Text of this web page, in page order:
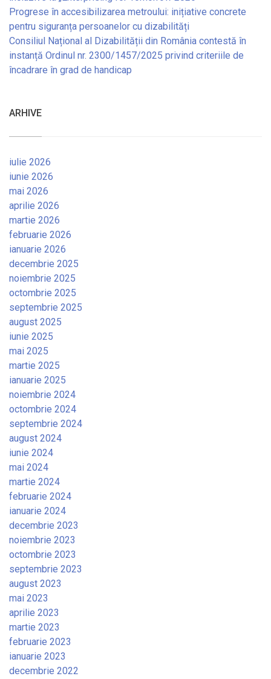
Progrese în accesibilizarea metroului: inițiative concrete
pentru siguranța persoanelor cu dizabilități
Consiliul Național al Dizabilității din România contestă în
instanță Ordinul nr. 2300/1457/2025 privind criteriile de
încadrare în grad de handicap
ARHIVE
iulie 2026
iunie 2026
mai 2026
aprilie 2026
martie 2026
februarie 2026
ianuarie 2026
decembrie 2025
noiembrie 2025
octombrie 2025
septembrie 2025
august 2025
iunie 2025
mai 2025
martie 2025
ianuarie 2025
noiembrie 2024
octombrie 2024
septembrie 2024
august 2024
iunie 2024
mai 2024
martie 2024
februarie 2024
ianuarie 2024
decembrie 2023
noiembrie 2023
octombrie 2023
septembrie 2023
august 2023
mai 2023
aprilie 2023
martie 2023
februarie 2023
ianuarie 2023
decembrie 2022